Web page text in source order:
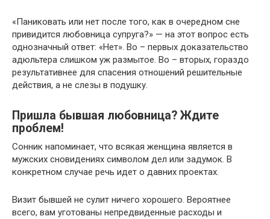
«Паниковать или нет после того, как в очередном сне
привидится любовница супруга?» — на этот вопрос есть
однозначный ответ: «Нет». Во – первых доказательство
адюльтера слишком уж размытое. Во – вторых, гораздо
результативнее для спасения отношений решительные
действия, а не слезы в подушку.
Пришла бывшая любовница? Ждите
проблем!
Сонник напоминает, что всякая женщина является в
мужских сновидениях символом дел или задумок. В
конкретном случае речь идет о давних проектах.
Визит бывшей не сулит ничего хорошего. Вероятнее
всего, вам уготованы непредвиденные расходы и